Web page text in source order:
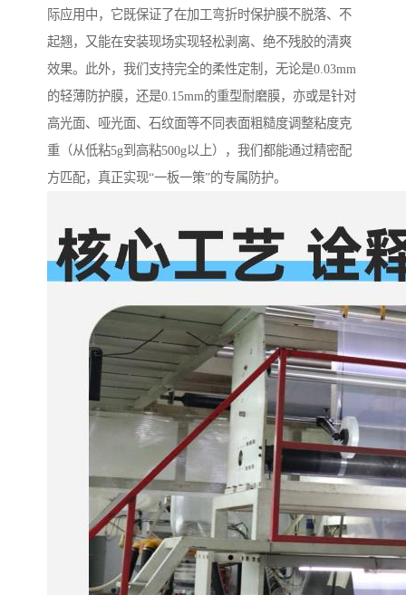
际应用中，它既保证了在加工弯折时保护膜不脱落、不
起翘，又能在安装现场实现轻松剥离、绝不残胶的清爽
效果。此外，我们支持完全的柔性定制，无论是0.03mm
的轻薄防护膜，还是0.15mm的重型耐磨膜，亦或是针对
高光面、哑光面、石纹面等不同表面粗糙度调整粘度克
重（从低粘5g到高粘500g以上），我们都能通过精密配
方匹配，真正实现“一板一策”的专属防护。